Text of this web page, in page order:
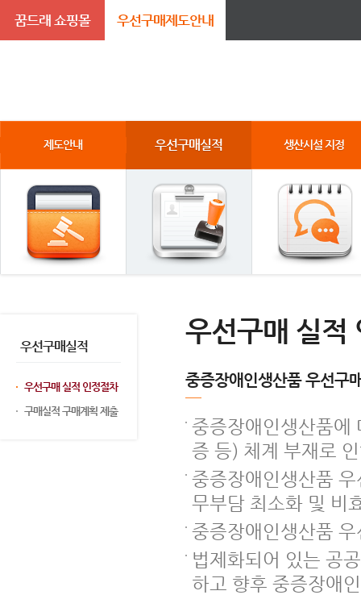
꿈드래 쇼핑몰 우선구매제도안내
제도안내 우선구매실적 생산시설 지정
우선구매실적
우선구매 실적 인정절차
구매실적 구매계획 제출
우선구매 실적
중증장애인생산품 우선구
중증장애인생산품에
증 등) 체계 부재로
중증장애인생산품
무부담 최소화 및 비
중증장애인생산품
법제화되어 있는 공
하고 향후 중증장애